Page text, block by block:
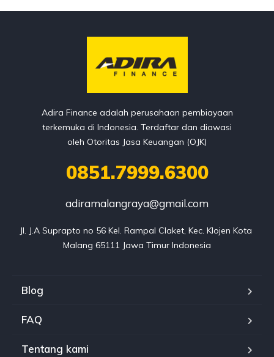
Adira Finance adalah perusahaan pembiayaan
terkemuka di Indonesia. Terdaftar dan diawasi
oleh Otoritas Jasa Keuangan (OJK)
0851.7999.6300
adiramalangraya@gmail.com
Jl. J.A Suprapto no 56 Kel. Rampal Claket, Kec. Klojen Kota
Malang 65111 Jawa Timur Indonesia
Blog
FAQ
Tentang kami